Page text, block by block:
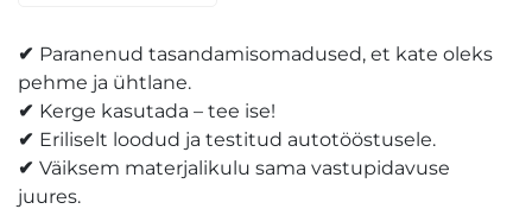
✔ Paranenud tasandamisomadused, et kate oleks
pehme ja ühtlane.
✔ Kerge kasutada – tee ise!
✔ Eriliselt loodud ja testitud autotööstusele.
✔ Väiksem materjalikulu sama vastupidavuse
juures.